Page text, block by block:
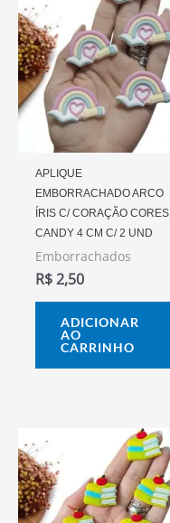
APLIQUE
EMBORRACHADO ARCO
ÍRIS C/ CORAÇÃO CORES
CANDY 4 CM C/ 2 UND
Emborrachados
R$2,50
ADICIONAR
AO
CARRINHO